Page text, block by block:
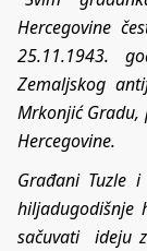
Hercegovine
25.11.1943.
Zemaljskog
Mrkonjić Gradu,
Hercegovine.
Građani Tuzle
hiljadugodišnje
sačuvati ideju